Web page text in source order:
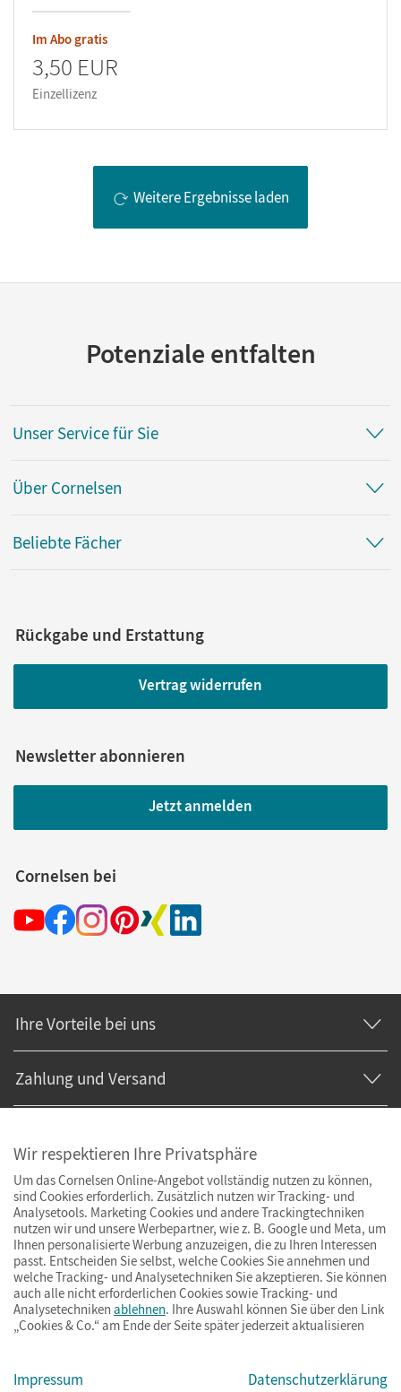
Im Abo gratis
3,50 EUR
Einzellizenz
Weitere Ergebnisse laden
Potenziale entfalten
Unser Service für Sie
Über Cornelsen
Beliebte Fächer
Rückgabe und Erstattung
Vertrag widerrufen
Newsletter abonnieren
Jetzt anmelden
Cornelsen bei
Ihre Vorteile bei uns
Zahlung und Versand
© Cornelsen Verlag 2026
ImpressumAGBDatenschutzBarrierefreiheitCookies & Co.
Wir respektieren Ihre Privatsphäre
Um das Cornelsen Online-Angebot vollständig nutzen zu können,
sind Cookies erforderlich. Zusätzlich nutzen wir Tracking- und
Analysetools. Marketing Cookies und andere Trackingtechniken
nutzen wir und unsere Werbepartner, wie z. B. Google und Meta, um
Ihnen personalisierte Werbung anzuzeigen, die zu Ihren Interessen
passt. Entscheiden Sie selbst, welche Cookies Sie annehmen und
welche Tracking- und Analysetechniken Sie akzeptieren. Sie können
auch alle nicht erforderlichen Cookies sowie Tracking- und
Analysetechniken ablehnen. Ihre Auswahl können Sie über den Link
„Cookies & Co.“ am Ende der Seite später jederzeit aktualisieren
Impressum Datenschutzerklärung